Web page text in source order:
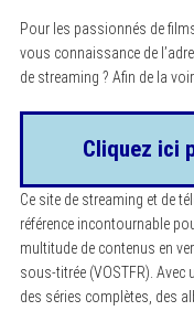
Pour les passionnés de
vous connaissance de
de streaming ? Afin de la
Cliquez ici
Ce site de streaming et de
référence incontournable
multitude de contenus en
sous-titrée (VOSTFR). Avec
des séries complètes, des